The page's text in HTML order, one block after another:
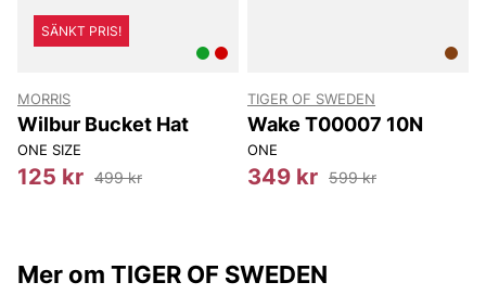
SÄNKT PRIS!
MORRIS
Wilbur Bucket Hat
ONE SIZE
125 kr 499 kr
TIGER OF SWEDEN
Wake T00007 10N
ONE
349 kr 599 kr
Mer om TIGER OF SWEDEN